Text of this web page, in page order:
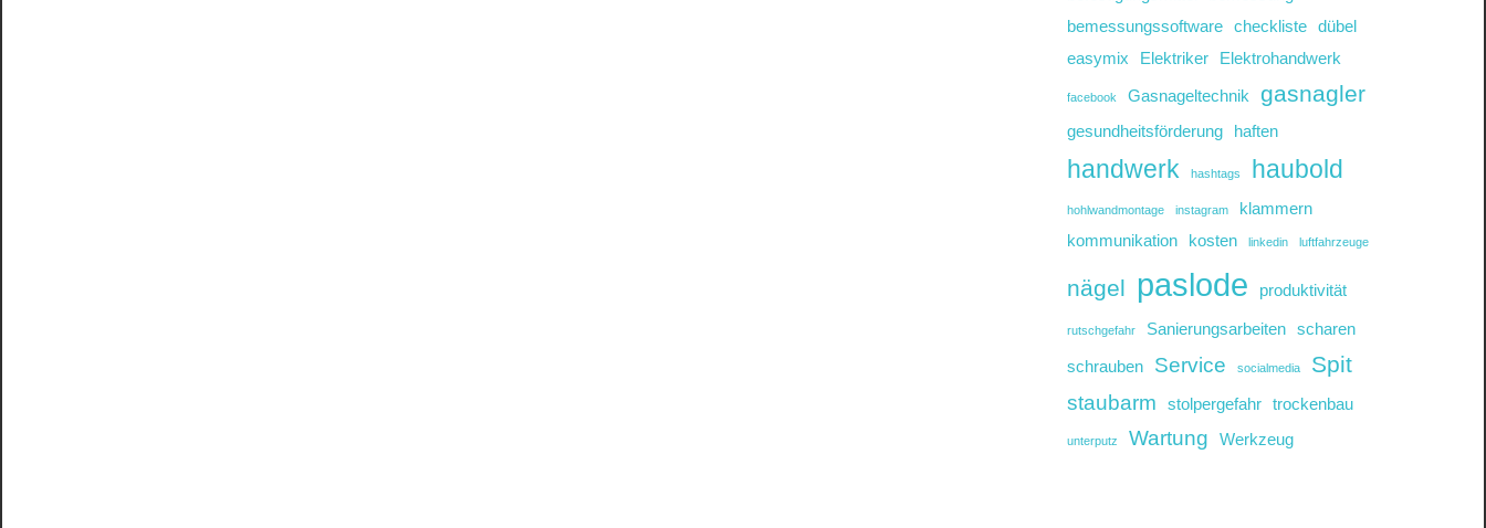
bemessungssoftware
checkliste
dübel
easymix
Elektriker Elektrohandwerk
facebook Gasnageltechnik gasnagler
gesundheitsförderung haften
handwerk hashtags haubold
hohlwandmontage instagram
klammern
kommunikation
kosten linkedin luftfahrzeuge
nägel paslode produktivität
rutschgefahr Sanierungsarbeiten
scharen
schrauben
Service socialmedia Spit
staubarm stolpergefahr trockenbau
unterputz Wartung Werkzeug